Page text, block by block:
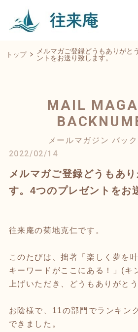
トップ
メルマガご登録どうもありがと
ントをお送り致します。
MAIL
メールマガジン バッ
2022/02/14
メルマガご登録どうもあ
す。4つのプレゼントをお
往来庵の菊地克仁です。
このたびは、拙著「楽しく夢を
キーワードがここにある！」(キ
上げいただき、どうもありがと
お陰様で、11の部門でランキン
できました。